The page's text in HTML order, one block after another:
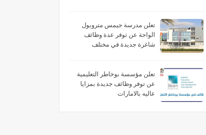
تعلن مدرسة جيمس متروبول
الواحة عن توفر عدة وظائف
شاغرة جديدة في مختلف
تعلن مؤسسة بوخاطر التعليمية
عن توفر وظائف جديدة بمزايا
عاليه بالامارات